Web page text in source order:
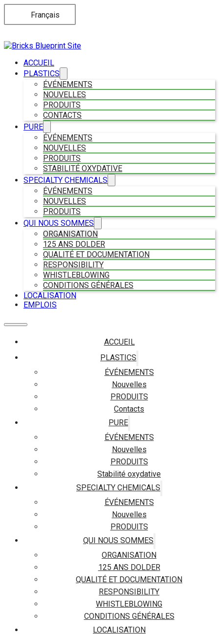
Français
ACCUEIL
PLASTICS
ÉVÉNEMENTS
NOUVELLES
PRODUITS
CONTACTS
PURE
ÉVÉNEMENTS
NOUVELLES
PRODUITS
STABILITÉ OXYDATIVE
SPECIALTY CHEMICALS
ÉVÉNEMENTS
NOUVELLES
PRODUITS
QUI NOUS SOMMES
ORGANISATION
125 ANS DOLDER
QUALITÉ ET DOCUMENTATION
RESPONSIBILITY
WHISTLEBLOWING
CONDITIONS GÉNÉRALES
LOCALISATION
EMPLOIS
ACCUEIL
PLASTICS
ÉVÉNEMENTS
Nouvelles
PRODUITS
Contacts
PURE
ÉVÉNEMENTS
Nouvelles
PRODUITS
Stabilité oxydative
SPECIALTY CHEMICALS
ÉVÉNEMENTS
Nouvelles
PRODUITS
QUI NOUS SOMMES
ORGANISATION
125 ANS DOLDER
QUALITÉ ET DOCUMENTATION
RESPONSIBILITY
WHISTLEBLOWING
CONDITIONS GÉNÉRALES
LOCALISATION